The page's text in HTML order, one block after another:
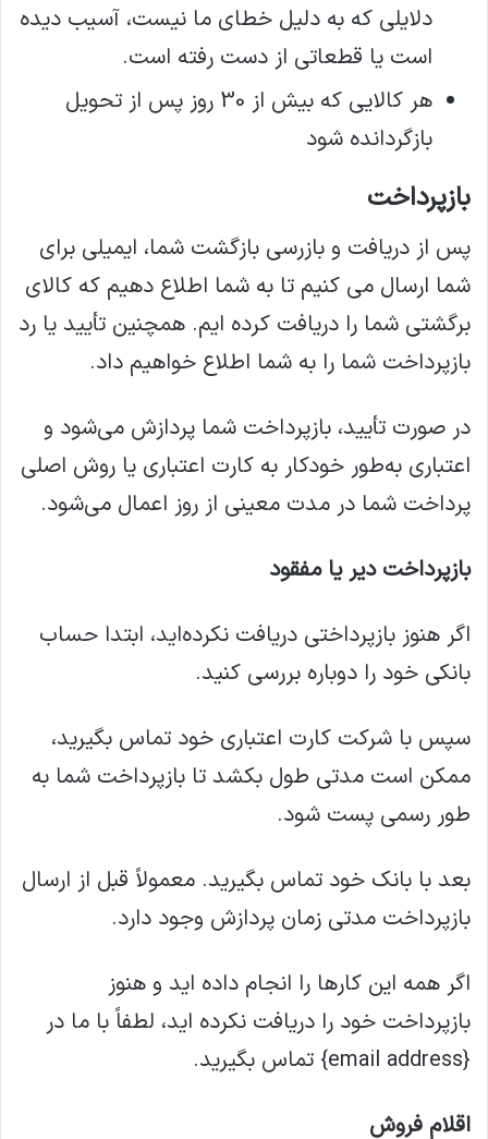
دلایلی که به دلیل خطای ما نیست، آسیب دیده
است یا قطعاتی از دست رفته است.
هر کالایی که بیش از 30 روز پس از تحویل
بازگردانده شود
بازپرداخت
پس از دریافت و بازرسی بازگشت شما، ایمیلی برای
شما ارسال می کنیم تا به شما اطلاع دهیم که کالای
برگشتی شما را دریافت کرده ایم. همچنین تأیید یا رد
بازپرداخت شما را به شما اطلاع خواهیم داد.
در صورت تأیید، بازپرداخت شما پردازش می‌شود و
اعتباری به‌طور خودکار به کارت اعتباری یا روش اصلی
پرداخت شما در مدت معینی از روز اعمال می‌شود.
بازپرداخت دیر یا مفقود
اگر هنوز بازپرداختی دریافت نکرده‌اید، ابتدا حساب
بانکی خود را دوباره بررسی کنید.
سپس با شرکت کارت اعتباری خود تماس بگیرید،
ممکن است مدتی طول بکشد تا بازپرداخت شما به
طور رسمی پست شود.
بعد با بانک خود تماس بگیرید. معمولاً قبل از ارسال
بازپرداخت مدتی زمان پردازش وجود دارد.
اگر همه این کارها را انجام داده اید و هنوز
بازپرداخت خود را دریافت نکرده اید، لطفاً با ما در
{email address} تماس بگیرید.
اقلام فروش